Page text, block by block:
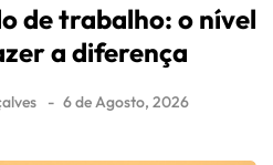
de trabalho: o nível
a diferença
6 de Agosto, 2026